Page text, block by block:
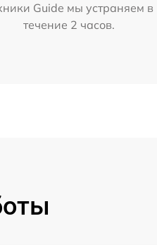
Guide мы устраняем в
течение 2 часов.